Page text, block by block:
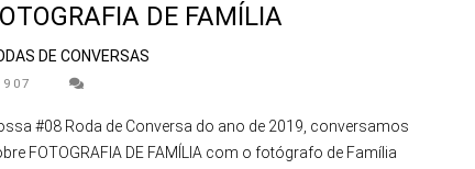
DE FAMÍLIA
DE CONVERSAS
907
#08 Roda de Conversa do ano de 2019, conversamos
FOTOGRAFIA DE FAMÍLIA com o fotógrafo de Família